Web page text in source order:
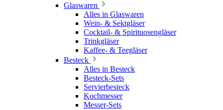
Glaswaren
Alles in Glaswaren
Wein- & Sektgläser
Cocktail- & Spirituosengläser
Trinkgläser
Kaffee- & Teegläser
Besteck
Alles in Besteck
Besteck-Sets
Servierbesteck
Kochmesser
Messer-Sets